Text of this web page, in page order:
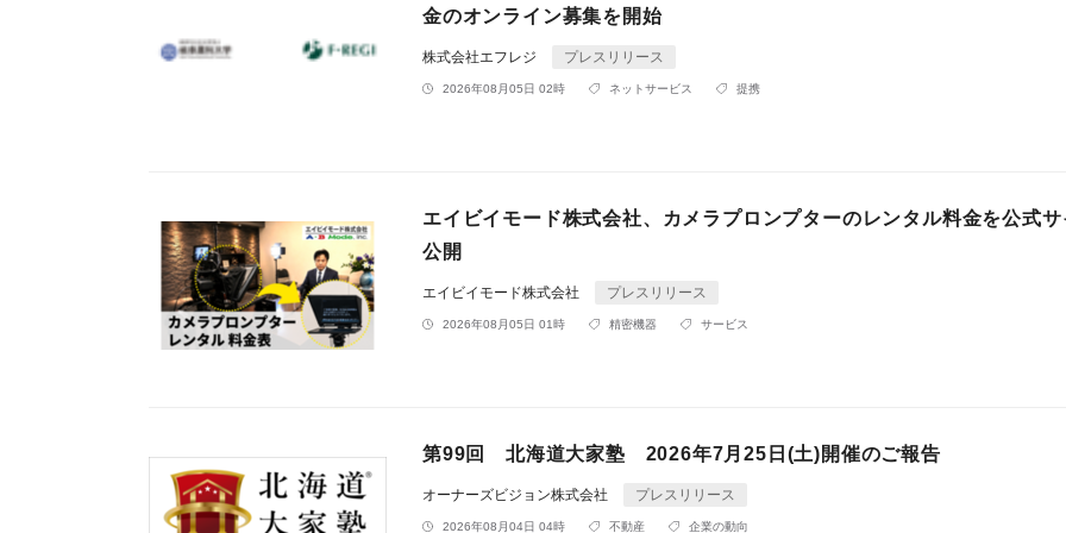
金のオンライン募集を開始
株式会社エフレジ プレスリリース
2026年08月05日 02時 ネットサービス 提携
エイビイモード株式会社、カメラプロンプターのレンタル料金を公式
公開
エイビイモード株式会社 プレスリリース
2026年08月05日 01時 精密機器 サービス
第99回 北海道大家塾 2026年7月25日(土)開催のご報告
オーナーズビジョン株式会社 プレスリリース
2026年08月04日 04時 不動産 企業の動向